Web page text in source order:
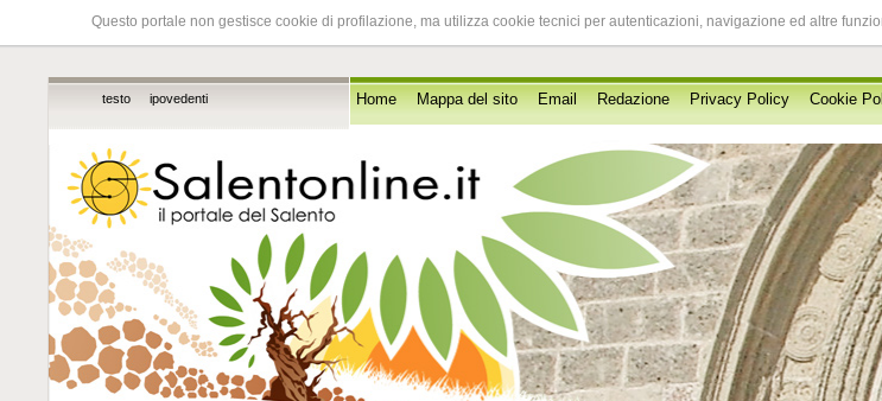
Questo portale non gestisce cookie di profilazione, ma utilizza cookie tecnici per autenticazioni, navigazione ed altre
testo ipovedenti Home Mappa del sito Email Redazione Privacy Policy Cookie